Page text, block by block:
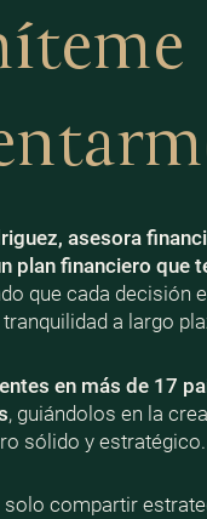
asesora
plan financiero que
que cada decisión
a largo
en más de 17
, guiándolos en la
sólido y estratégico.
compartir